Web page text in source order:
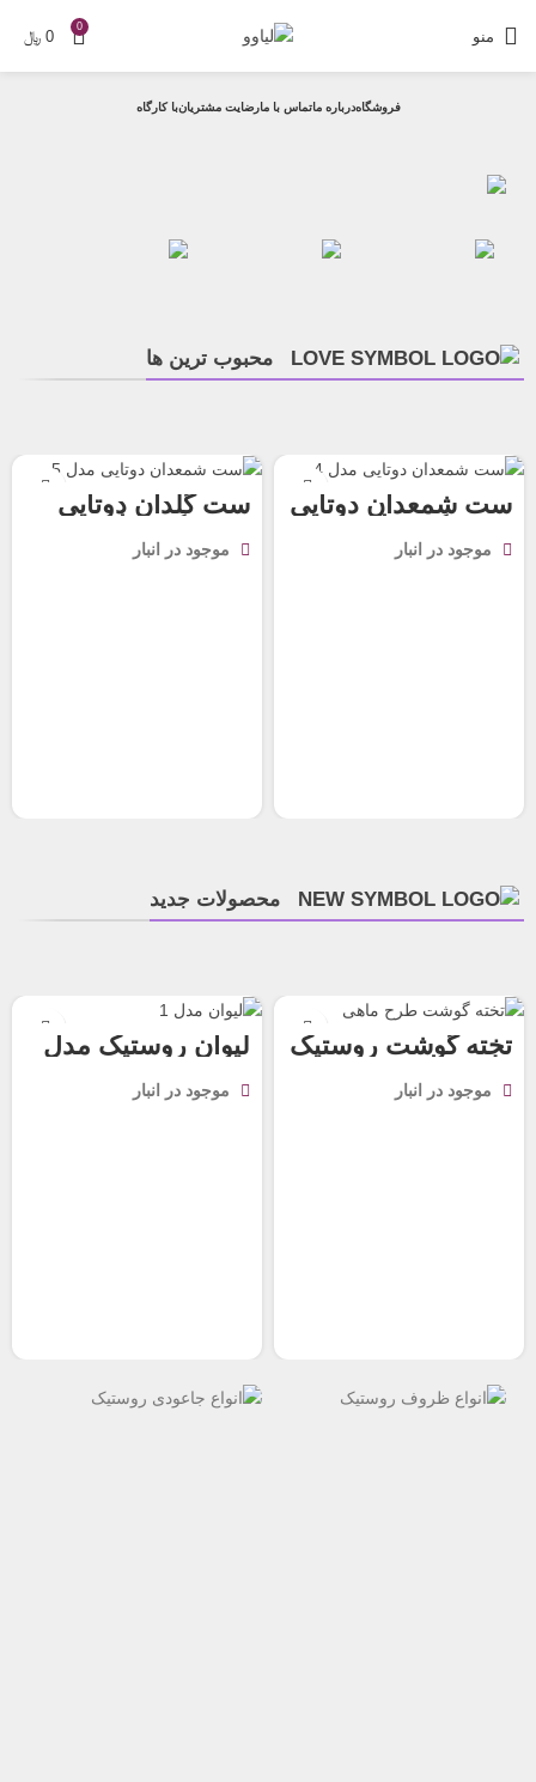
منو
0
0 ﷼
فروشگاهدرباره ماتماس با مارضایت مشتریانبا کارگاه
محبوب ترین ها
ست شمعدان دوتایی
روستیک مدل 2
موجود در انبار
ست گلدان دوتایی
روستیک مدل 4
موجود در انبار
محصولات جدید
تخته گوشت روستیک
طرح ماهی
موجود در انبار
لیوان روستیک مدل
1
موجود در انبار